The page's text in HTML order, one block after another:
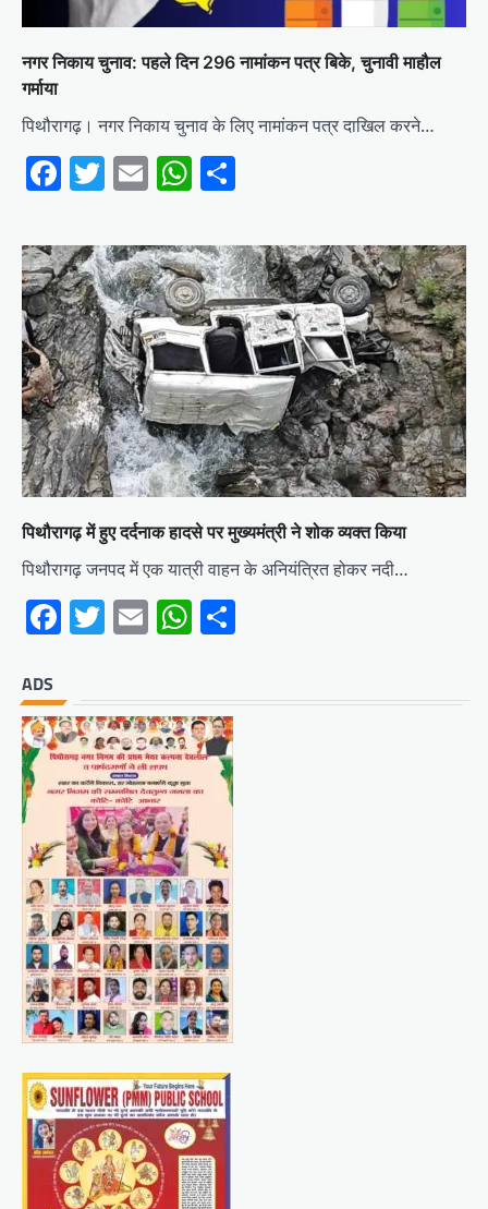
नगर निकाय चुनाव: पहले दिन 296 नामांकन पत्र बिके, चुनावी माहौल
गर्माया
पिथौरागढ़। नगर निकाय चुनाव के लिए नामांकन पत्र दाखिल करने…
Facebook
Twitter
EmailWhatsApp
पिथौरागढ़ में हुए दर्दनाक हादसे पर मुख्यमंत्री ने शोक व्यक्त किया
पिथौरागढ़ जनपद में एक यात्री वाहन के अनियंत्रित होकर नदी…
Facebook
Twitter
EmailWhatsApp
ADS